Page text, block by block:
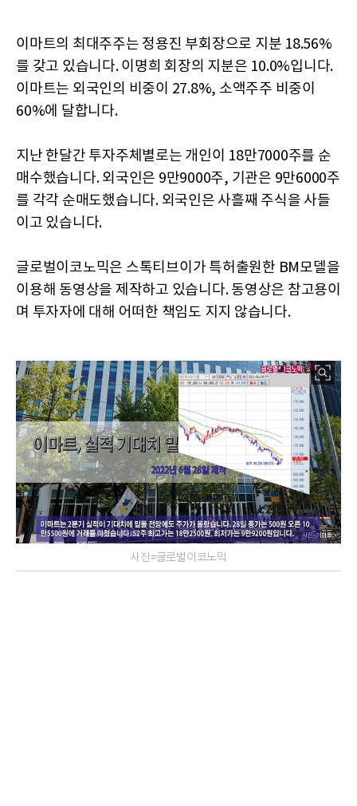
이마트의 최대주주는 정용진 부회장으로 지분 18.56%
를 갖고 있습니다. 이명희 회장의 지분은 10.0%입니다.
이마트는 외국인의 비중이 27.8%, 소액주주 비중이
60%에 달합니다.
지난 한달간 투자주체별로는 개인이 18만7000주를 순
매수했습니다. 외국인은 9만9000주, 기관은 9만6000주
를 각각 순매도했습니다. 외국인은 사흘째 주식을 사들
이고 있습니다.
글로벌이코노믹은 스톡티브이가 특허출원한 BM모델을
이용해 동영상을 제작하고 있습니다. 동영상은 참고용이
며 투자자에 대해 어떠한 책임도 지지 않습니다.
사진=글로벌이코노믹